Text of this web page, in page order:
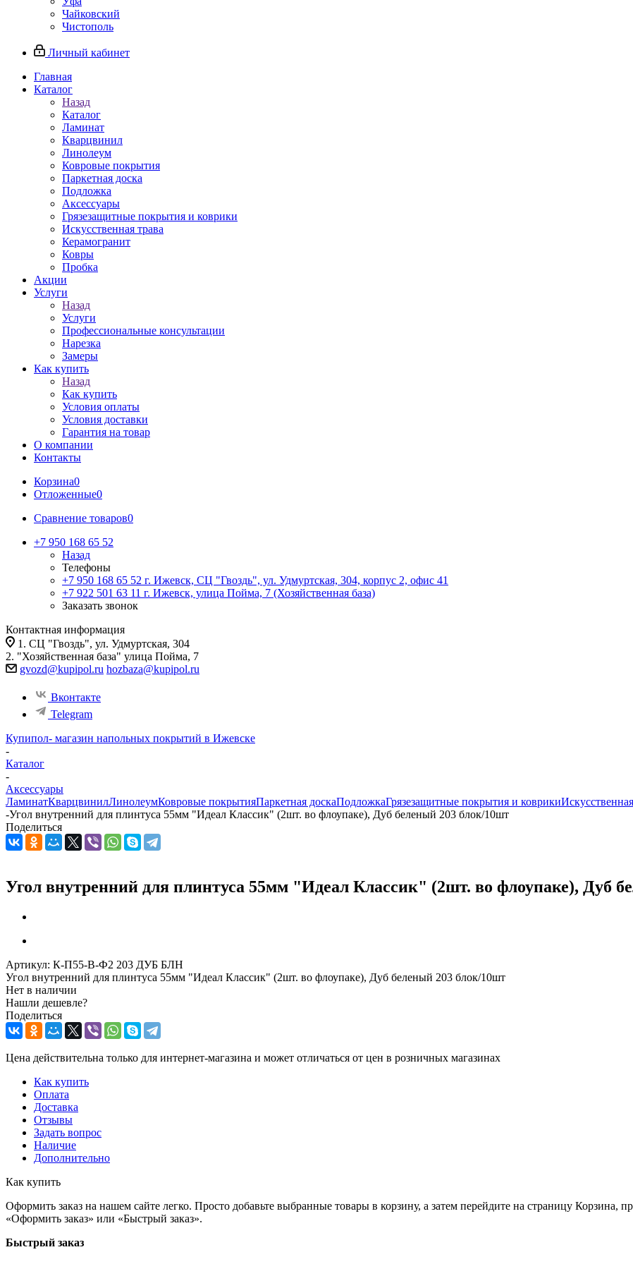
Чайковский
Чистополь
Личный кабинет
Главная
Каталог
Назад
Каталог
Ламинат
Кварцвинил
Линолеум
Ковровые покрытия
Паркетная доска
Подложка
Аксессуары
Грязезащитные покрытия и коврики
Искусственная трава
Керамогранит
Ковры
Пробка
Акции
Услуги
Назад
Услуги
Профессиональные консультации
Нарезка
Замеры
Как купить
Назад
Как купить
Условия оплаты
Условия доставки
Гарантия на товар
О компании
Контакты
Корзина0
Отложенные0
Сравнение товаров0
+7 950 168 65 52
Назад
Телефоны
+7 950 168 65 52 г. Ижевск, СЦ "Гвоздь", ул. Удмуртская, 304, корпус 2, офис 41
+7 922 501 63 11 г. Ижевск, улица Пойма, 7 (Хозяйственная база)
Заказать звонок
Контактная информация
1. СЦ "Гвоздь", ул. Удмуртская, 304
2. "Хозяйственная база" улица Пойма, 7
gvozd@kupipol.ru hozbaza@kupipol.ru
Вконтакте
Telegram
Купипол- магазин напольных покрытий в Ижевске
-
Каталог
-
Аксессуары
ЛаминатКварцвинилЛинолеумКовровые покрытияПаркетная доскаПодложкаГрязезащитные покрытия и коврики
-Угол внутренний для плинтуса 55мм "Идеал Классик" (2шт. во флоупаке), Дуб беленый 203 блок/10шт
Поделиться
Угол внутренний для плинтуса 55мм "Идеал Классик" (2шт. во флоупаке), Дуб
Артикул: К-П55-В-Ф2 203 ДУБ БЛН
Угол внутренний для плинтуса 55мм "Идеал Классик" (2шт. во флоупаке), Дуб беленый 203 блок/10шт
Нет в наличии
Нашли дешевле?
Поделиться
Цена действительна только для интернет-магазина и может отличаться от цен в розничных магазинах
Как купить
Оплата
Доставка
Отзывы
Задать вопрос
Наличие
Дополнительно
Как купить
Оформить заказ на нашем сайте легко. Просто добавьте выбранные товары в корзину, а затем перейдите на страницу Корзина,
«Оформить заказ» или «Быстрый заказ».
Быстрый заказ